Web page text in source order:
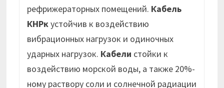
рефрижераторных помещений. Кабель
КНРкустойчив к воздействию
вибрационных нагрузок и одиночных
ударных нагрузок. Кабели стойки к
воздействию морской воды, а также 20%-
ному раствору соли и солнечной радиации